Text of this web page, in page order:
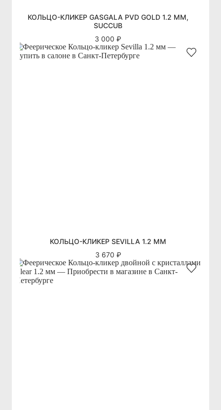
КОЛЬЦО-КЛИКЕР GASGALA PVD GOLD 1.2 ММ,
SUCCUB
3 000 ₽
КОЛЬЦО-КЛИКЕР SEVILLA 1.2 ММ
3 670 ₽